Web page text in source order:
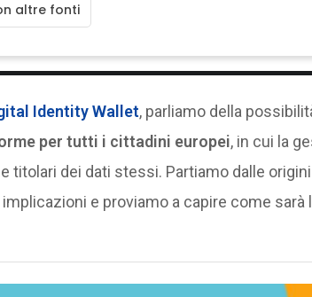
altre fonti
Identity Wallet, parliamo della
per tutti i cittadini europei, in cui la
titolari dei dati stessi. Partiamo dalle origini
e proviamo a capire come sarà